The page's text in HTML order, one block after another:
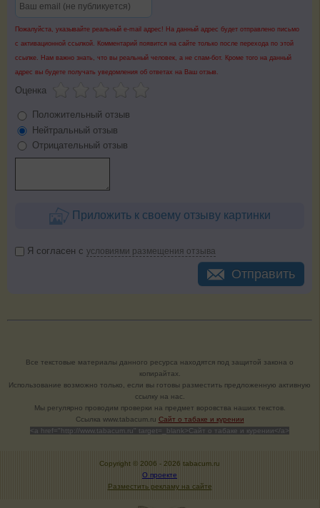
Пожалуйста, указывайте реальный e-mail адрес! На данный адрес будет отправлено письмо
с активационной ссылкой. Комментарий появится на сайте только после перехода по этой
ссылке. Нам важно знать, что вы реальный человек, а не спам-бот. Кроме того на данный
адрес вы будете получать уведомления об ответах на Ваш отзыв.
Оценка
Положительный отзыв
Нейтральный отзыв
Отрицательный отзыв
Приложить к своему отзыву картинки
Я согласен с условиями размещения отзыва
Отправить
Все текстовые материалы данного ресурса находятся под защитой закона о
копирайтах.
Использование возможно только, если вы готовы разместить предложенную активную
ссылку на нас.
Мы регулярно проводим проверки на предмет воровства наших текстов.
Cсылка www.tabacum.ru Сайт о табаке и курении
<a href="http://www.tabacum.ru" target=_blank>Сайт о табаке и курении</a>
Copyright © 2006 - 2026 tabacum.ru
О проекте
Разместить рекламу на сайте